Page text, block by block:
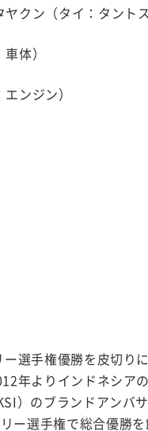
クン（タイ：タント
体）
ン）
選手権優勝を皮切り
年よりインドネシア
）のブランドアンバ
ー選手権で総合優勝を